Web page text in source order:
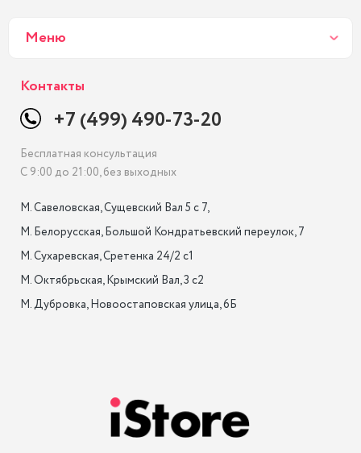
Меню
Контакты
+7 (499) 490-73-20
Бесплатная консультация
С 9:00 до 21:00, без выходных
М. Савеловская, Сущевский Вал 5 с 7,
М. Белорусская, Большой Кондратьевский переулок, 7
М. Сухаревская, Сретенка 24/2 с1
М. Октябрьская, Крымский Вал, 3 с2
М. Дубровка, Новоостаповская улица, 6Б